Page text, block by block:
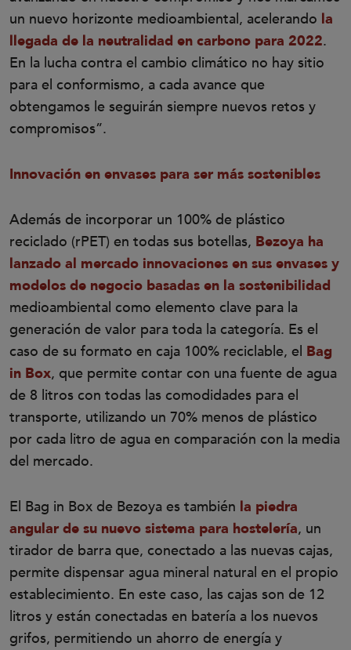
un nuevo horizonte medioambiental, acelerando la
llegada de la neutralidad en carbono para 2022.
En la lucha contra el cambio climático no hay sitio
para el conformismo, a cada avance que
obtengamos le seguirán siempre nuevos retos y
compromisos”.
Innovación en envases para ser más sostenibles
Además de incorporar un 100% de plástico
reciclado (rPET) en todas sus botellas, Bezoya ha
lanzado al mercado innovaciones en sus envases y
modelos de negocio basadas en la sostenibilidad
medioambiental como elemento clave para la
generación de valor para toda la categoría. Es el
caso de su formato en caja 100% reciclable, el Bag
in Box, que permite contar con una fuente de agua
de 8 litros con todas las comodidades para el
transporte, utilizando un 70% menos de plástico
por cada litro de agua en comparación con la media
del mercado.
El Bag in Box de Bezoya es también la piedra
angular de su nuevo sistema para hostelería, un
tirador de barra que, conectado a las nuevas cajas,
permite dispensar agua mineral natural en el propio
establecimiento. En este caso, las cajas son de 12
litros y están conectadas en batería a los nuevos
grifos, permitiendo un ahorro de energía y